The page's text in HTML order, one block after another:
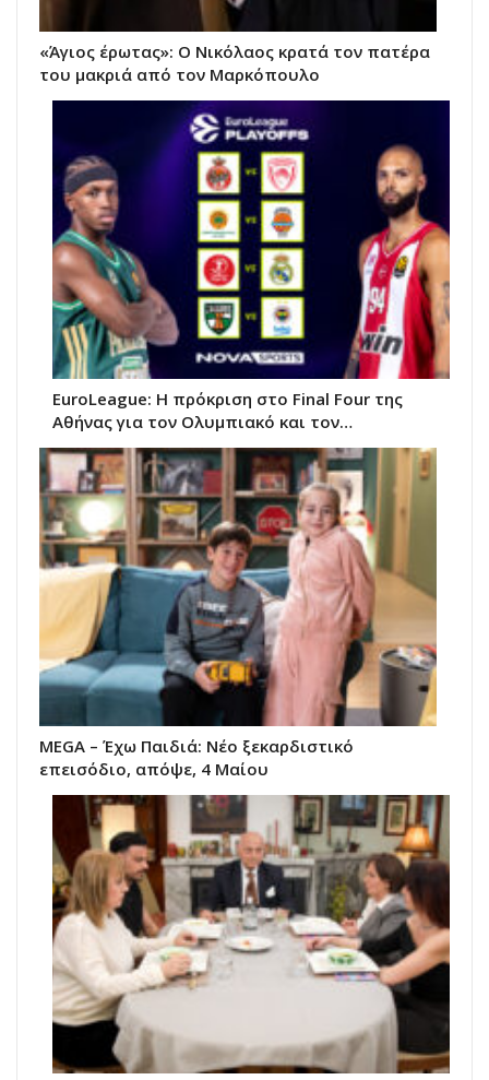
«Άγιος έρωτας»: Ο Νικόλαος κρατά τον πατέρα
του μακριά από τον Μαρκόπουλο
EuroLeague: Η πρόκριση στο Final Four της
Αθήνας για τον Ολυμπιακό και τον…
MEGA – Έχω Παιδιά: Νέο ξεκαρδιστικό
επεισόδιο, απόψε, 4 Μαίου